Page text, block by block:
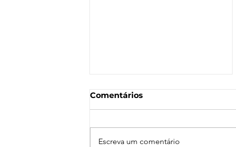
Comentários
Escreva um comentário